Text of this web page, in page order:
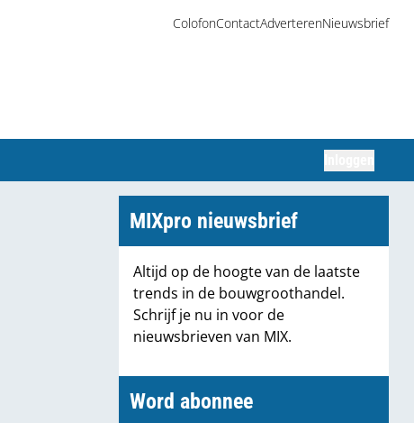
ColofonContactAdverterenNieuwsbrief
MIXpro nieuwsbrief
Altijd op de hoogte van de laatste
trends in de bouwgroothandel.
Schrijf je nu in voor de
nieuwsbrieven van MIX.
Word abonnee